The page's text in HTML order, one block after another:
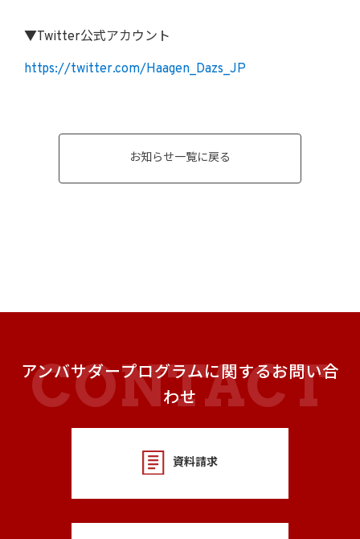
▼Twitter公式アカウント
https://twitter.com/Haagen_Dazs_JP
お知らせ一覧に戻る
アンバサダープログラムに関するお問い合
わせ
資料請求